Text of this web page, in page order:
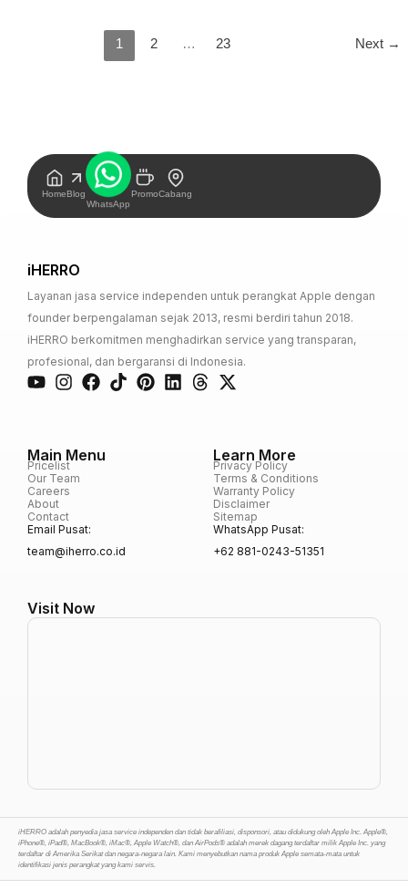
1 2 … 23 Next →
HomeBlog WhatsApp PromoCabang
iHERRO
Layanan jasa service independen untuk perangkat Apple dengan
founder berpengalaman sejak 2013, resmi berdiri tahun 2018.
iHERRO berkomitmen menghadirkan service yang transparan,
profesional, dan bergaransi di Indonesia.
Main Menu
Pricelist
Our Team
Careers
About
Contact
Email Pusat:
team@iherro.co.id
Learn More
Privacy Policy
Terms & Conditions
Warranty Policy
Disclaimer
Sitemap
WhatsApp Pusat:
+62 881-0243-51351
Visit Now
iHERRO adalah penyedia jasa service independen dan tidak berafiliasi, disponsori, atau didukung oleh Apple Inc. Apple®,
iPhone®, iPad®, MacBook®, iMac®, Apple Watch®, dan AirPods® adalah merek dagang terdaftar milik Apple Inc. yang
terdaftar di Amerika Serikat dan negara-negara lain. Kami menyebutkan nama produk Apple semata-mata untuk
identifikasi jenis perangkat yang kami servis.